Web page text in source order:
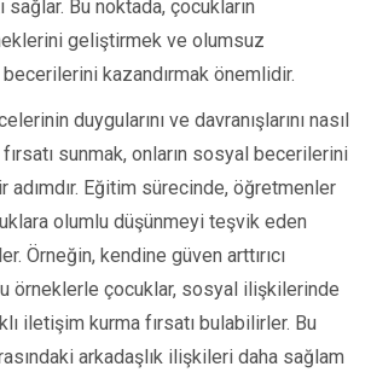
Bu noktada, çocukların
geliştirmek ve olumsuz
kazandırmak önemlidir.
duygularını ve davranışlarını nasıl
sunmak, onların sosyal becerilerini
adımdır. Eğitim sürecinde, öğretmenler
olumlu düşünmeyi teşvik eden
Örneğin, kendine güven arttırıcı
örneklerle çocuklar, sosyal ilişkilerinde
iletişim kurma fırsatı bulabilirler. Bu
arkadaşlık ilişkileri daha sağlam